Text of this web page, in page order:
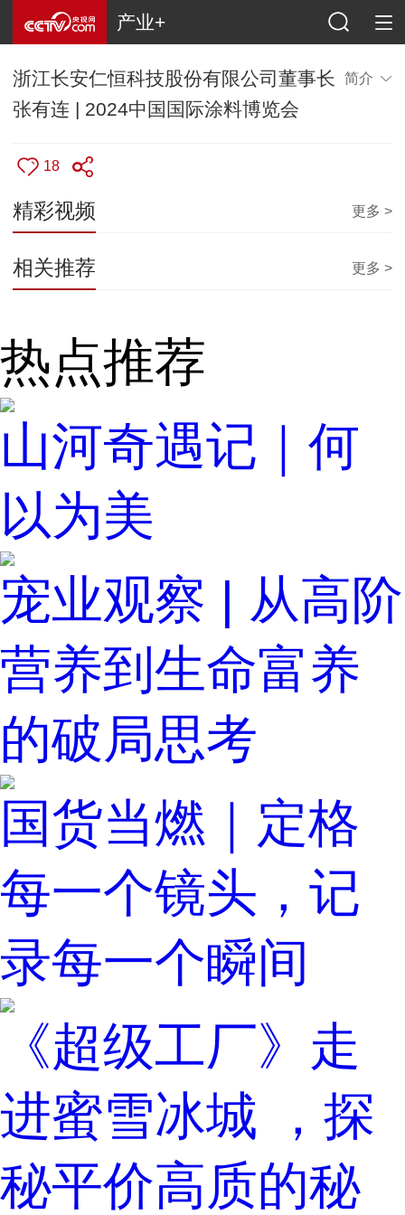
产业+
浙江长安仁恒科技股份有限公司董事长
张有连 | 2024中国国际涂料博览会
简介
18
精彩视频 更多 >
相关推荐 更多 >
热点推荐
山河奇遇记｜何
以为美
宠业观察 | 从高阶
营养到生命富养
的破局思考
国货当燃｜定格
每一个镜头，记
录每一个瞬间
《超级工厂》走
进蜜雪冰城 ，探
秘平价高质的秘